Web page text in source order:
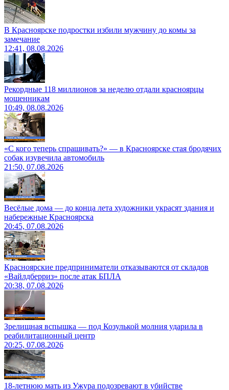
В Красноярске подростки избили мужчину до комы за
замечание
12:41, 08.08.2026
Рекордные 118 миллионов за неделю отдали красноярцы
мошенникам
10:49, 08.08.2026
«С кого теперь спрашивать?» — в Красноярске стая бродячих
собак изувечила автомобиль
21:50, 07.08.2026
Весёлые дома — до конца лета художники украсят здания и
набережные Красноярска
20:45, 07.08.2026
Красноярские предприниматели отказываются от складов
«Вайлдберриз» после атак БПЛА
20:38, 07.08.2026
Зрелищная вспышка — под Козулькой молния ударила в
реабилитационный центр
20:25, 07.08.2026
18-летнюю мать из Ужура подозревают в убийстве